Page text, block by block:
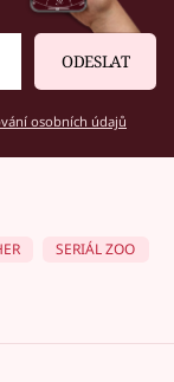
ODESLAT
osobních údajů
SERIÁL ZOO